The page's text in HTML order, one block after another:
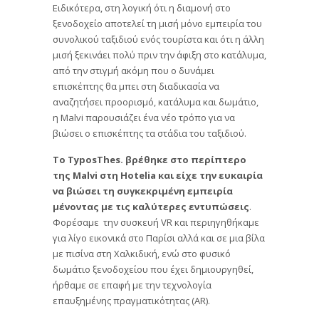
Ειδικότερα, στη λογική ότι η διαμονή στο
ξενοδοχείο αποτελεί τη μισή μόνο εμπειρία του
συνολικού ταξιδιού ενός τουρίστα και ότι η άλλη
μισή ξεκινάει πολύ πριν την άφιξη στο κατάλυμα,
από την στιγμή ακόμη που ο δυνάμει
επισκέπτης θα μπει στη διαδικασία να
αναζητήσει προορισμό, κατάλυμα και δωμάτιο,
η Malvi παρουσιάζει ένα νέο τρόπο για να
βιώσει ο επισκέπτης τα στάδια του ταξιδιού.
Το TyposThes. βρέθηκε στο περίπτερο
της Malvi στη Hotelia και είχε την ευκαιρία
να βιώσει τη συγκεκριμένη εμπειρία
μένοντας με τις καλύτερες εντυπώσεις.
Φορέσαμε την συσκευή VR και περιηγηθήκαμε
για λίγο εικονικά στο Παρίσι αλλά και σε μια βίλα
με πισίνα στη Χαλκιδική, ενώ στο φυσικό
δωμάτιο ξενοδοχείου που έχει δημιουργηθεί,
ήρθαμε σε επαφή με την τεχνολογία
επαυξημένης πραγματικότητας (AR).